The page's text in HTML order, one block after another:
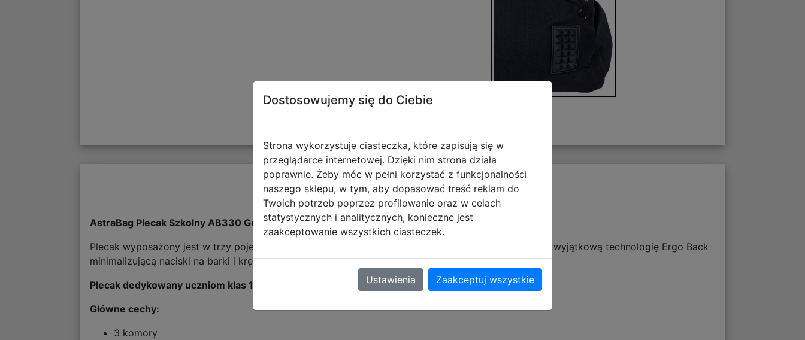
Opis produktu
AstraBag Plecak Szkolny AB330 Golden Teddy 502024089
Plecak wyposażony jest w trzy pojemne komory pełne praktycznych schowków. Zastosowano w nim wyjątkową technologię Ergo Back
minimalizującą naciski na barki i kręgosłup oraz zapewniającą poczucie komfortu dziecka.
Plecak dedykowany uczniom klas 1-3 szkoły podstawowej.
Główne cechy:
3 komory
Dostosowujemy się do Ciebie
Strona wykorzystuje ciasteczka, które zapisują się w
przeglądarce internetowej. Dzięki nim strona działa
poprawnie. Żeby móc w pełni korzystać z funkcjonalności
naszego sklepu, w tym, aby dopasować treść reklam do
Twoich potrzeb poprzez profilowanie oraz w celach
statystycznych i analitycznych, konieczne jest
zaakceptowanie wszystkich ciasteczek.
Ustawienia Zaakceptuj wszystkie